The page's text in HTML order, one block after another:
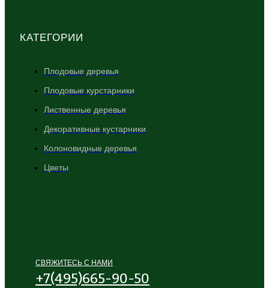
КАТЕГОРИИ
Плодовые деревья
Плодовые курстарники
Лиственные деревья
Декоративные кустарники
Колоновидные деревья
Цветы
СВЯЖИТЕСЬ С НАМИ
+7(495)665-90-50